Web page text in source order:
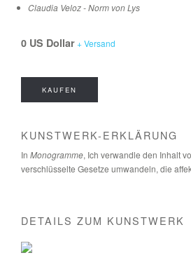
Claudia Veloz - Norm von Lys
0 US Dollar+ Versand
KAUFEN
KUNSTWERK-ERKLÄRUNG
In Monogramme, Ich verwandle den Inhalt
verschlüsselte Gesetze umwandeln, die
DETAILS ZUM KUNSTWERK